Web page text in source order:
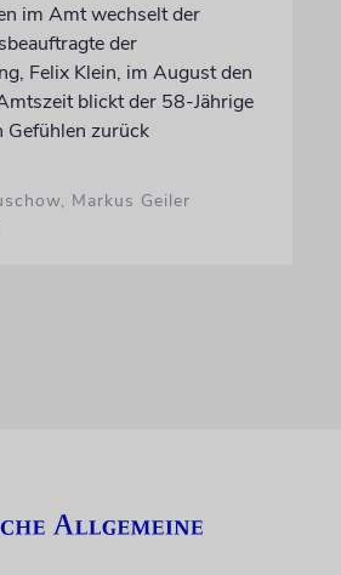
im Amt wechselt der
der
Felix Klein, im August den
blickt der 58-Jährige
Gefühlen zurück
Markus Geiler